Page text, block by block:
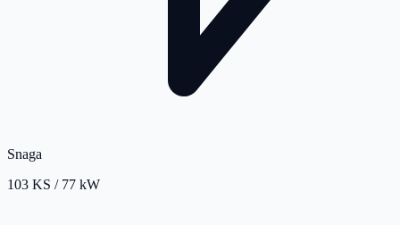
Snaga
103 KS / 77 kW